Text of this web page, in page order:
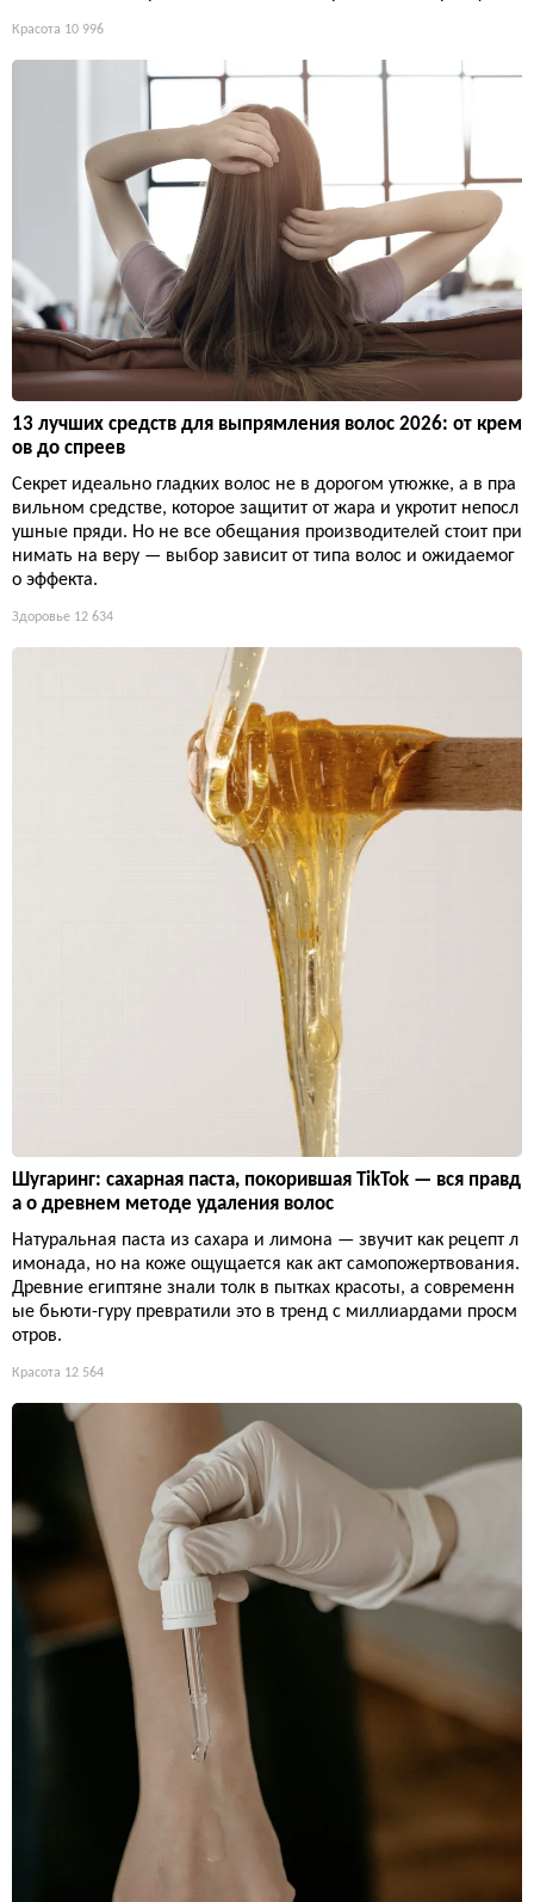
Красота 10 996
13 лучших средств для выпрямления волос 2026: от крем
ов до спреев
Секрет идеально гладких волос не в дорогом утюжке, а в пра
вильном средстве, которое защитит от жара и укротит непосл
ушные пряди. Но не все обещания производителей стоит при
нимать на веру — выбор зависит от типа волос и ожидаемог
о эффекта.
Здоровье 12 634
Шугаринг: сахарная паста, покорившая TikTok — вся правд
а о древнем методе удаления волос
Натуральная паста из сахара и лимона — звучит как рецепт л
имонада, но на коже ощущается как акт самопожертвования.
Древние египтяне знали толк в пытках красоты, а современн
ые бьюти-гуру превратили это в тренд с миллиардами просм
отров.
Красота 12 564